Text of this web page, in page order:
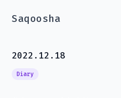
Saqoosha
2022.12.18
Diary